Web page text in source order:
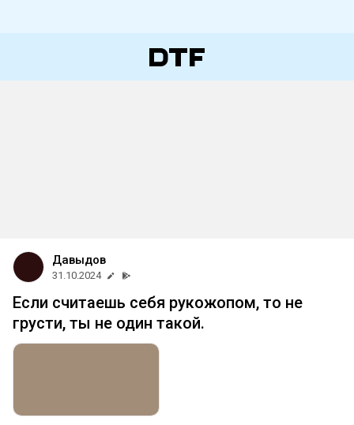
Давыдов
31.10.2024
Если считаешь себя рукожопом, то не
грусти, ты не один такой.